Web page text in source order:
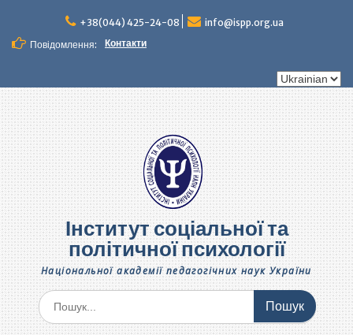
вмісту
+38(044) 425-24-08
info@ispp.org.ua
Повідомлення:
Контакти
Вибрати
Інститут соціальної та
політичної психології
Національної академії педагогічних наук України
Шукати: